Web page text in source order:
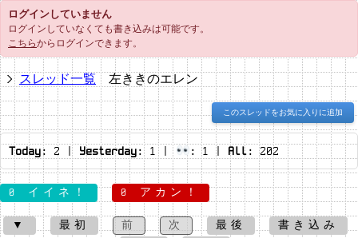
ログインしていません
ログインしていなくても書き込みは可能です。
こちらからログインできます。
スレッド一覧 左ききのエレン
このスレッドをお気に入りに追加
Today: 2 | Yesterday:1 | : 1 | All: 202
0 イイネ！ 0 アカン！
▼ 最初 前 次 最後
書き込み